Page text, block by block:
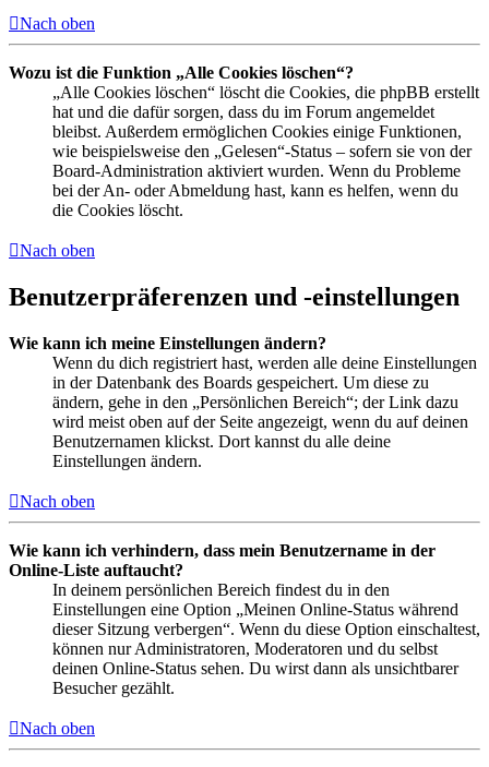
Nach oben
Wozu ist die Funktion „Alle Cookies löschen“?
„Alle Cookies löschen“ löscht die Cookies, die phpBB erstellt
hat und die dafür sorgen, dass du im Forum angemeldet
bleibst. Außerdem ermöglichen Cookies einige Funktionen,
wie beispielsweise den „Gelesen“-Status – sofern sie von der
Board-Administration aktiviert wurden. Wenn du Probleme
bei der An- oder Abmeldung hast, kann es helfen, wenn du
die Cookies löscht.
Nach oben
Benutzerpräferenzen und -einstellungen
Wie kann ich meine Einstellungen ändern?
Wenn du dich registriert hast, werden alle deine Einstellungen
in der Datenbank des Boards gespeichert. Um diese zu
ändern, gehe in den „Persönlichen Bereich“; der Link dazu
wird meist oben auf der Seite angezeigt, wenn du auf deinen
Benutzernamen klickst. Dort kannst du alle deine
Einstellungen ändern.
Nach oben
Wie kann ich verhindern, dass mein Benutzername in der
Online-Liste auftaucht?
In deinem persönlichen Bereich findest du in den
Einstellungen eine Option „Meinen Online-Status während
dieser Sitzung verbergen“. Wenn du diese Option einschaltest,
können nur Administratoren, Moderatoren und du selbst
deinen Online-Status sehen. Du wirst dann als unsichtbarer
Besucher gezählt.
Nach oben